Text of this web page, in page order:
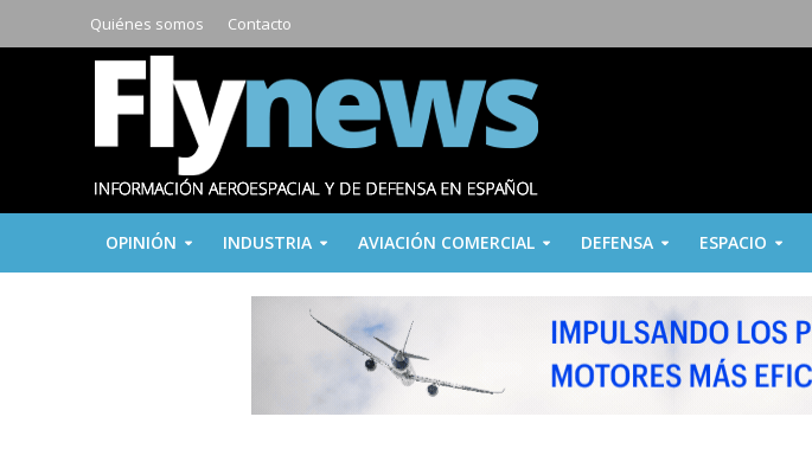
Quiénes somos Contacto
OPINIÓN INDUSTRIA AVIACIÓN COMERCIAL DEFENSA ESPACIO